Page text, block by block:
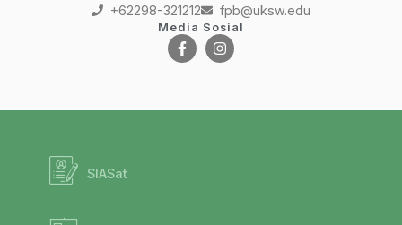
+62298-321212 fpb@uksw.edu
Media Sosial
SIASat